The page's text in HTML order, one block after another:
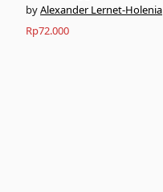
Alexander Lernet-Holenia
Rp72.000